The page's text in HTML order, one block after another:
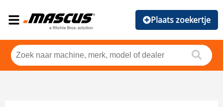
Plaats zoekertje